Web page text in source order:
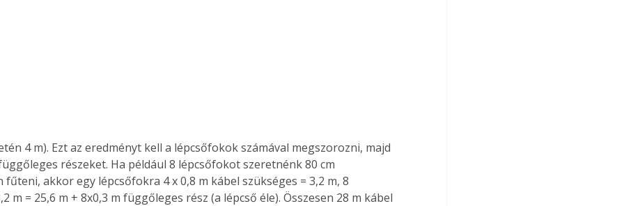
4 m). Ezt az eredményt kell a lépcsőfokok számával megszorozni, majd
részeket. Ha például 8 lépcsőfokot szeretnénk 80 cm
fűteni, akkor egy lépcsőfokra 4 x 0,8 m kábel szükséges = 3,2 m, 8
m = 25,6 m + 8x0,3 m függőleges rész (a lépcső éle). Összesen 28 m kábel